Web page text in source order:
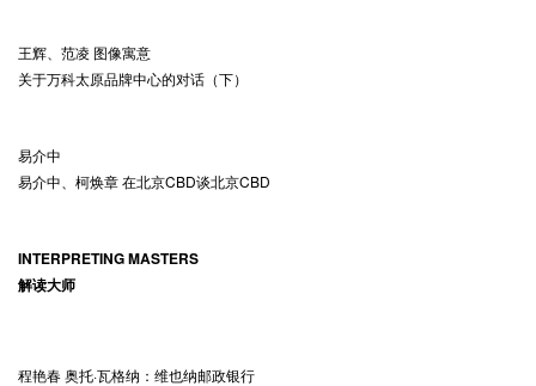
王辉、范凌 图像寓意
关于万科太原品牌中心的对话（下）
易介中
易介中、柯焕章 在北京CBD谈北京CBD
INTERPRETING MASTERS
解读大师
程艳春 奥托·瓦格纳：维也纳邮政银行